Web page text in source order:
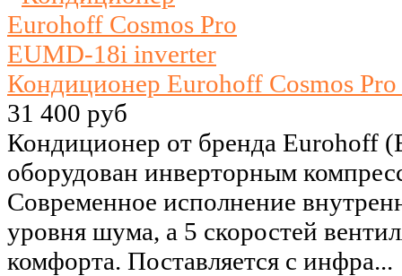
Кондиционер Eurohoff Cosmos
31 400 руб
Кондиционер от бренда Eurohoff
оборудован инверторным
Современное исполнение
уровня шума, а 5 скоростей
комфорта. Поставляется с инфра...